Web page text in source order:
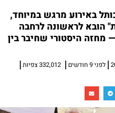
באירוע מרגש במיוחד,
הובא לראשונה לרחבה
מחזה היסטורי שחיבר בין
לפני 9 חודשים
332,012 צפיות